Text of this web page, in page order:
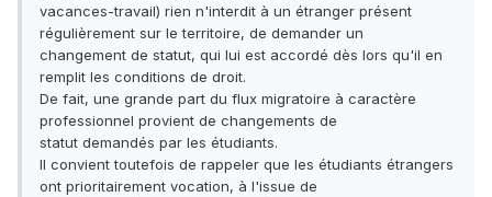
vacances-travail) rien n'interdit à un étranger présent
régulièrement sur le territoire, de demander un
changement de statut, qui lui est accordé dès lors qu'il en
remplit les conditions de droit.
De fait, une grande part du flux migratoire à caractère
professionnel provient de changements de
statut demandés par les étudiants.
Il convient toutefois de rappeler que les étudiants étrangers
ont prioritairement vocation, à l'issue de